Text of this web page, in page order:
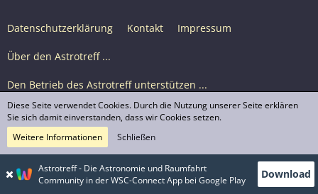
Datenschutzerklärung Kontakt Impressum
Über den Astrotreff ...
Den Betrieb des Astrotreff unterstützen ...
Nutzungsbedingungen
© Astrotreff 2001-2026, lizenziert unter CC BY-SA,
sofern für einzelne Inhalte nicht anders angegeben
Astrotreff - Die Astronomie und Raumfahrt
Community in der WSC-Connect App bei Google Play
Download
Diese Seite verwendet Cookies. Durch die Nutzung unserer Seite erklären
Sie sich damit einverstanden, dass wir Cookies setzen.
Weitere Informationen
Schließen